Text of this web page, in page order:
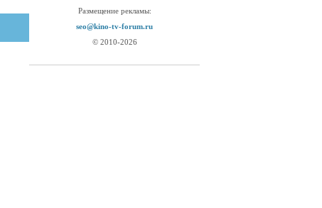
Размещение рекламы:
seo@kino-tv-forum.ru
© 2010-2026